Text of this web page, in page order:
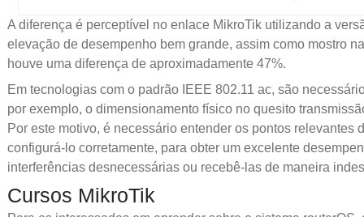
A diferença é perceptível no enlace MikroTik utilizando a
elevação de desempenho bem grande, assim como mostro
houve uma diferença de aproximadamente 47%.
Em tecnologias com o padrão IEEE 802.11 ac, são
por exemplo, o dimensionamento físico no quesito
Por este motivo, é necessário entender os pontos relevantes
configurá-lo corretamente, para obter um excelente
interferências desnecessárias ou recebê-las de maneira
Cursos MikroTik